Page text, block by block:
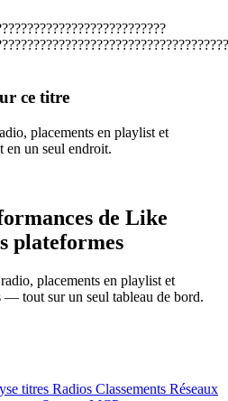
ce titre
placements en playlist et
en un seul endroit.
de Like
plateformes
placements en playlist et
— tout sur un seul tableau de bord.
titres Radios Classements Réseaux